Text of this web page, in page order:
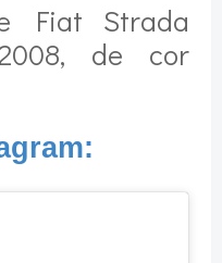
Fiat Strada
de cor